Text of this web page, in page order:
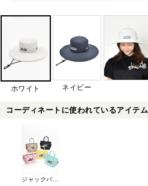
ホワイト ネイビー
コーディネートに使われているアイテム